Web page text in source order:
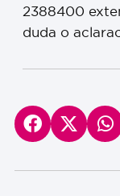
2388400
duda o